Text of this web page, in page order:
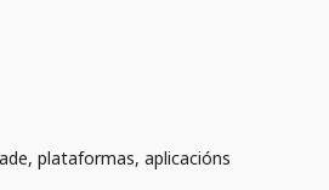
plataformas, aplicacións